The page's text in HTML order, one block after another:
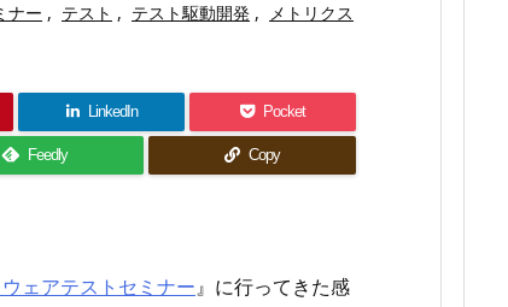
ナー , テスト , テスト駆動開発 , メトリクス
LinkedIn Pocket
Feedly Copy
ェアテストセミナー』に行ってきた感